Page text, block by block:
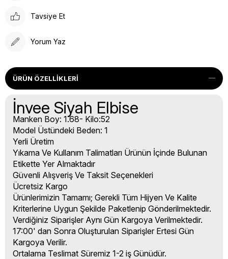
Tavsiye Et
Yorum Yaz
ÜRÜN ÖZELLIKLERI
İnvee Siyah Elbise
Manken Boy: 1.68- Kilo:52
Model Üstündeki Beden: 1
Yerli Üretim
Yıkama Ve Kullanım Talimatları Ürünün İçinde Bulunan
Etikette Yer Almaktadır
Güvenli Alışveriş Ve Taksit Seçenekleri
Ücretsiz Kargo
Ürünlerimizin Tamamı; Gerekli Tüm Hijyen Ve Kalite
Kriterlerine Uygun Şekilde Paketlenip Gönderilmektedir.
Verdiğiniz Siparişler Aynı Gün Kargoya Verilmektedir.
17:00' dan Sonra Oluşturulan Siparişler Ertesi Gün
Kargoya Verilir.
Ortalama Teslimat Süremiz 1-2 iş Günüdür.